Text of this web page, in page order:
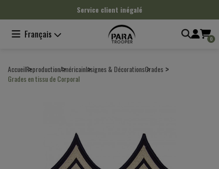
Service client inégalé
Français 0
AccueilReproductionAméricainInsignes & DécorationsGrades
Grades en tissu de Corporal